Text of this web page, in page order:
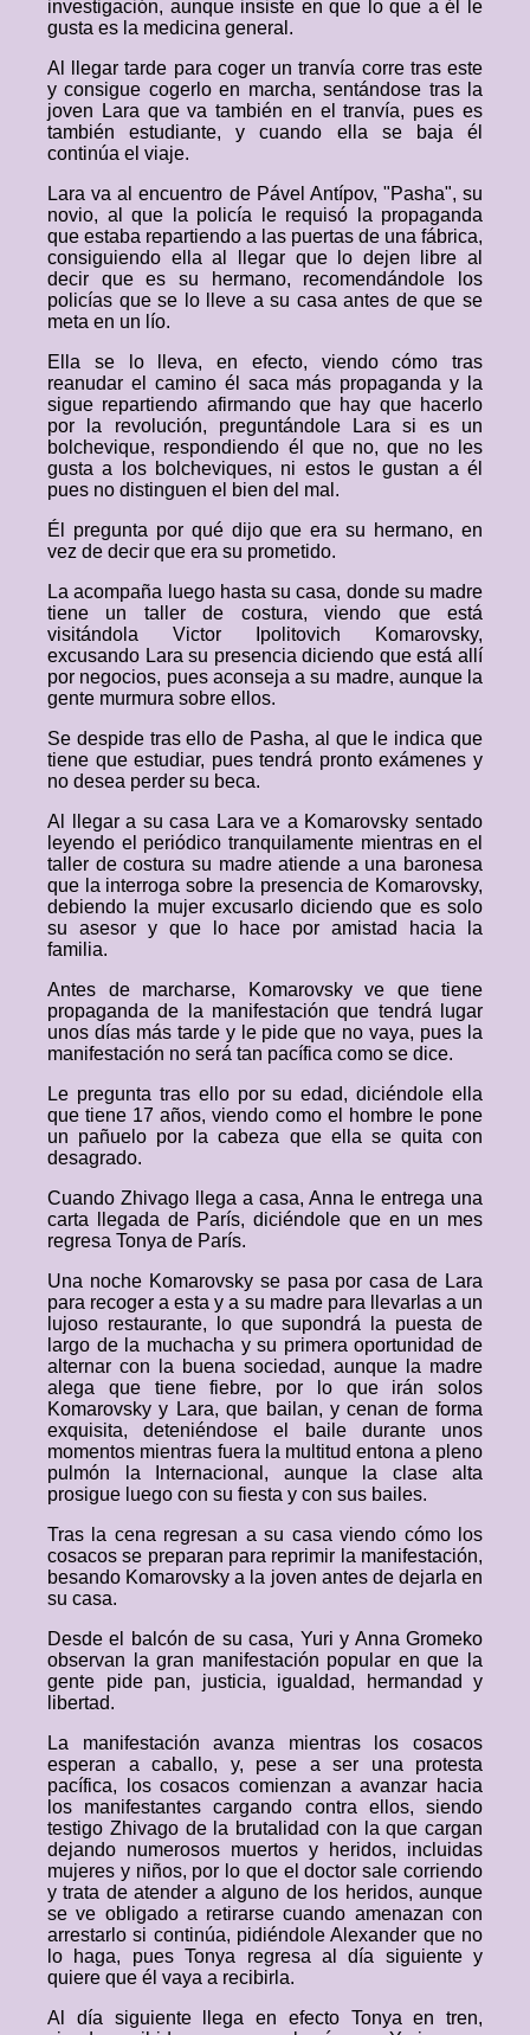
investigación, aunque insiste en que lo que a él le
gusta es la medicina general.
Al llegar tarde para coger un tranvía corre tras este
y consigue cogerlo en marcha, sentándose tras la
joven Lara que va también en el tranvía, pues es
también estudiante, y cuando ella se baja él
continúa el viaje.
Lara va al encuentro de Pável Antípov, "Pasha", su
novio, al que la policía le requisó la propaganda
que estaba repartiendo a las puertas de una fábrica,
consiguiendo ella al llegar que lo dejen libre al
decir que es su hermano, recomendándole los
policías que se lo lleve a su casa antes de que se
meta en un lío.
Ella se lo lleva, en efecto, viendo cómo tras
reanudar el camino él saca más propaganda y la
sigue repartiendo afirmando que hay que hacerlo
por la revolución, preguntándole Lara si es un
bolchevique, respondiendo él que no, que no les
gusta a los bolcheviques, ni estos le gustan a él
pues no distinguen el bien del mal.
Él pregunta por qué dijo que era su hermano, en
vez de decir que era su prometido.
La acompaña luego hasta su casa, donde su madre
tiene un taller de costura, viendo que está
visitándola Victor Ipolitovich Komarovsky,
excusando Lara su presencia diciendo que está allí
por negocios, pues aconseja a su madre, aunque la
gente murmura sobre ellos.
Se despide tras ello de Pasha, al que le indica que
tiene que estudiar, pues tendrá pronto exámenes y
no desea perder su beca.
Al llegar a su casa Lara ve a Komarovsky sentado
leyendo el periódico tranquilamente mientras en el
taller de costura su madre atiende a una baronesa
que la interroga sobre la presencia de Komarovsky,
debiendo la mujer excusarlo diciendo que es solo
su asesor y que lo hace por amistad hacia la
familia.
Antes de marcharse, Komarovsky ve que tiene
propaganda de la manifestación que tendrá lugar
unos días más tarde y le pide que no vaya, pues la
manifestación no será tan pacífica como se dice.
Le pregunta tras ello por su edad, diciéndole ella
que tiene 17 años, viendo como el hombre le pone
un pañuelo por la cabeza que ella se quita con
desagrado.
Cuando Zhivago llega a casa, Anna le entrega una
carta llegada de París, diciéndole que en un mes
regresa Tonya de París.
Una noche Komarovsky se pasa por casa de Lara
para recoger a esta y a su madre para llevarlas a un
lujoso restaurante, lo que supondrá la puesta de
largo de la muchacha y su primera oportunidad de
alternar con la buena sociedad, aunque la madre
alega que tiene fiebre, por lo que irán solos
Komarovsky y Lara, que bailan, y cenan de forma
exquisita, deteniéndose el baile durante unos
momentos mientras fuera la multitud entona a pleno
pulmón la Internacional, aunque la clase alta
prosigue luego con su fiesta y con sus bailes.
Tras la cena regresan a su casa viendo cómo los
cosacos se preparan para reprimir la manifestación,
besando Komarovsky a la joven antes de dejarla en
su casa.
Desde el balcón de su casa, Yuri y Anna Gromeko
observan la gran manifestación popular en que la
gente pide pan, justicia, igualdad, hermandad y
libertad.
La manifestación avanza mientras los cosacos
esperan a caballo, y, pese a ser una protesta
pacífica, los cosacos comienzan a avanzar hacia
los manifestantes cargando contra ellos, siendo
testigo Zhivago de la brutalidad con la que cargan
dejando numerosos muertos y heridos, incluidas
mujeres y niños, por lo que el doctor sale corriendo
y trata de atender a alguno de los heridos, aunque
se ve obligado a retirarse cuando amenazan con
arrestarlo si continúa, pidiéndole Alexander que no
lo haga, pues Tonya regresa al día siguiente y
quiere que él vaya a recibirla.
Al día siguiente llega en efecto Tonya en tren,